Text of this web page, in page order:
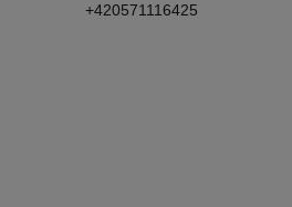
+420571116425